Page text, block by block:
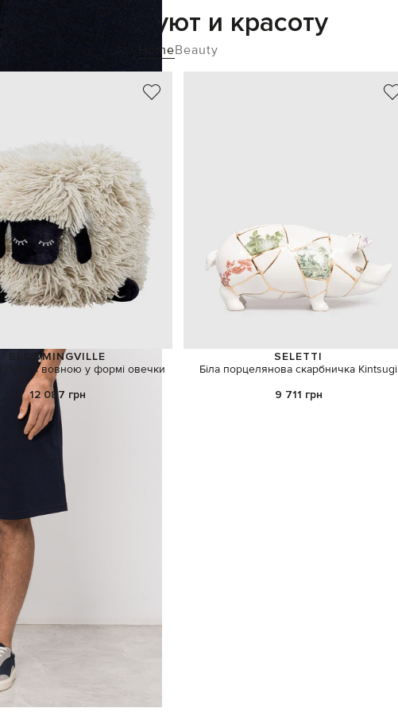
Добавьте уют и красоту
HomeBeauty
BLOOMINGVILLE
Dolly з вовною у формі овечки
12 087 грн
SELETTI
Біла порцелянова скарбничка Kintsugi
9 711 грн